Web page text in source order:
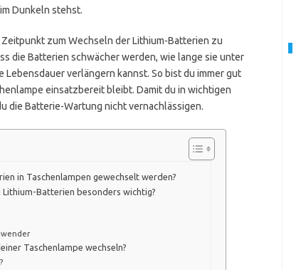
Dunkeln stehst.
zum Wechseln der Lithium-Batterien zu
die Batterien schwächer werden, wie lange sie unter
verlängern kannst. So bist du immer gut
einsatzbereit bleibt. Damit du in wichtigen
die Batterie-Wartung nicht vernachlässigen.
in Taschenlampen gewechselt werden?
Batterien besonders wichtig?
Taschenlampe wechseln?